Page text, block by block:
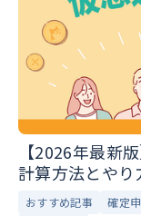
【2026年最新
計算方法とやり
おすすめ記事 確定